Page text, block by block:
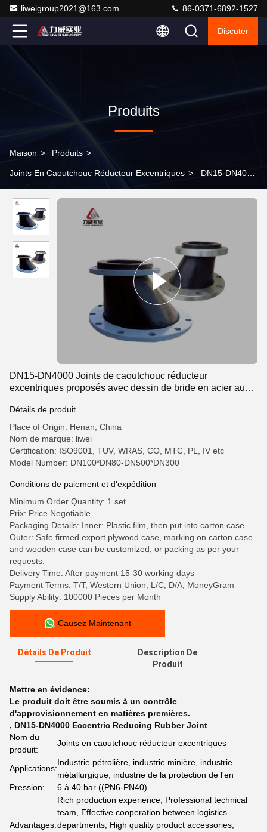
liweigroup2021@163.com 86-0371-6892-1527
Discuter
Produits
Maison > Produits >
Joints En Caoutchouc Réducteur Excentriques > DN15-DN4000
dessin de bride en acier au carbone
DN15-DN4000 Joints de caoutchouc réducteur
excentriques proposés avec dessin de bride en acier au
Détails de produit
Place of Origin: Henan, China
Nom de marque: liwei
Certification: ISO9001, TUV, WRAS, CO, MTC, PL, IV etc
Model Number: DN100*DN80-DN500*DN300
Conditions de paiement et d'expédition
Minimum Order Quantity: 1 set
Prix: Price Negotiable
Packaging Details: Inner: Plastic film, then put into carton case.
Outer: Safe firmed export plywood case, marking on carton case
and wooden case can be customized, or packing as per your
requests.
Delivery Time: After payment 15-30 working days
Payment Terms: T/T, Western Union, L/C, D/A, MoneyGram
Supply Ability: 100000 Pieces per Month
Causez Maintenant
Détails De Produit
Description De
Produit
Mettre en évidence:
Le produit doit être soumis à un contrôle
d'approvisionnement en matières premières.
, DN15-DN4000 Eccentric Reducing Rubber Joint
Nom du
produit:
Joints en caoutchouc réducteur excentriques
Applications:
Industrie pétrolière, industrie minière, industrie
métallurgique, industrie de la protection de l'en
Pression:
6 à 40 bar ((PN6-PN40)
Advantages:
Rich production experience, Professional technical
team, Effective cooperation between logistics
departments, High quality product accessories,